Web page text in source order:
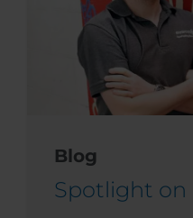
Blog
Spotlight on